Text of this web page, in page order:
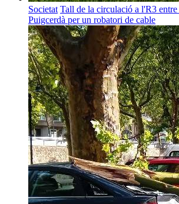
Societat Tall de la circulació a l'R3
Puigcerdà per un robatori de cable